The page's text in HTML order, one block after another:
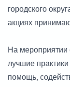
городского
акциях
На мероприятии
лучшие
помощь,